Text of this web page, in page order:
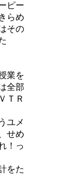
ピー
らめ
その
業を
全部
ＴＲ
ユメ
せめ
！っ
をた